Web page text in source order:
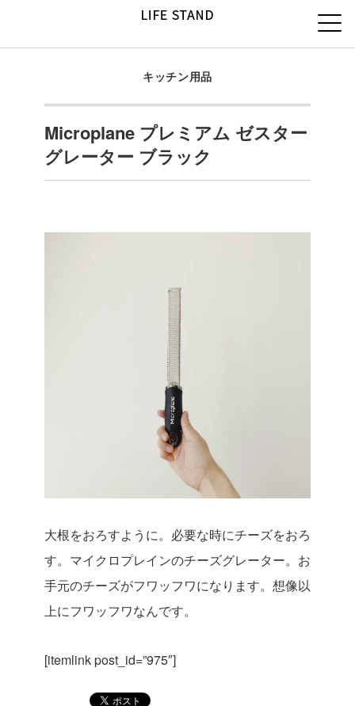
キッチン用品
Microplane プレミアム ゼスター
グレーター ブラック
大根をおろすように。必要な時にチーズをおろ
す。マイクロプレインのチーズグレーター。お
手元のチーズがフワッフワになります。想像以
上にフワッフワなんです。
[itemlink post_id=”975″]